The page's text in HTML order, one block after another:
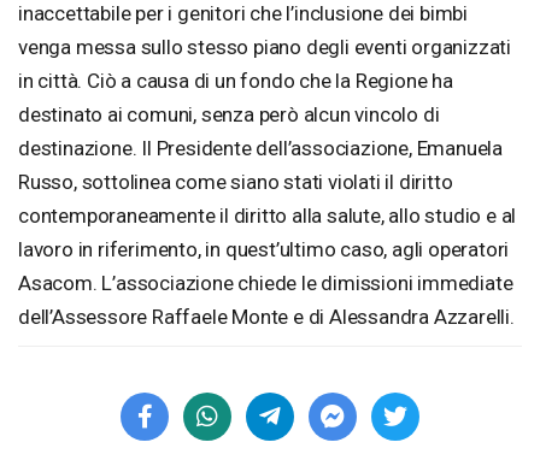
inaccettabile per i genitori che l’inclusione dei bimbi
venga messa sullo stesso piano degli eventi organizzati
in città. Ciò a causa di un fondo che la Regione ha
destinato ai comuni, senza però alcun vincolo di
destinazione. Il Presidente dell’associazione, Emanuela
Russo, sottolinea come siano stati violati il diritto
contemporaneamente il diritto alla salute, allo studio e al
lavoro in riferimento, in quest’ultimo caso, agli operatori
Asacom. L’associazione chiede le dimissioni immediate
dell’Assessore Raffaele Monte e di Alessandra Azzarelli.